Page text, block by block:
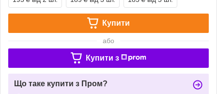
Купити
або
Купити з
Що таке купити з Пром?